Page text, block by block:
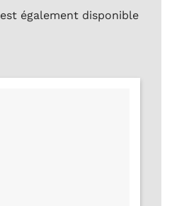
également disponible